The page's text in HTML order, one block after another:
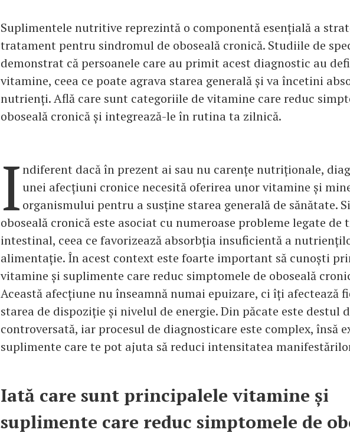
Suplimentele nutritive reprezintă o componentă esențială a
tratament pentru sindromul de oboseală cronică. Studiile de
demonstrat că persoanele care au primit acest diagnostic au
vitamine, ceea ce poate agrava starea generală și va încetini
nutrienți. Află care sunt categoriile de vitamine care reduc
oboseală cronică și integrează-le în rutina ta zilnică.
Indiferent dacă în prezent ai sau nu carențe nutriționale,
unei afecțiuni cronice necesită oferirea unor vitamine și
organismului pentru a susține starea generală de sănătate.
oboseală cronică este asociat cu numeroase probleme legate de
intestinal, ceea ce favorizează absorbția insuficientă a
alimentație. În acest context este foarte important să cunoști
vitamine și suplimente care reduc simptomele de oboseală
Această afecțiune nu înseamnă numai epuizare, ci îți afectează
starea de dispoziție și nivelul de energie. Din păcate este destul
controversată, iar procesul de diagnosticare este complex, însă
suplimente care te pot ajuta să reduci intensitatea
Iată care sunt principalele vitamine și
suplimente care reduc simptomele de